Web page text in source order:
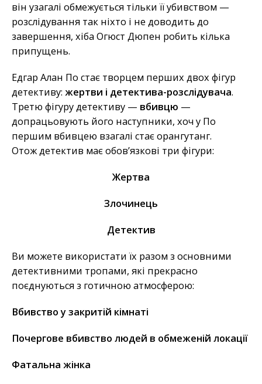
він узагалі обмежується тільки її убивством —
розслідування так ніхто і не доводить до
завершення, хіба Огюст Дюпен робить кілька
припущень.
Едгар Алан По стає творцем перших двох фігур
детективу: жертви і детектива-розслідувача.
Третю фігуру детективу — вбивцю —
допрацьовують його наступники, хоч у По
першим вбивцею взагалі стає орангутанг.
Отож детектив має обов’язкові три фігури:
Жертва
Злочинець
Детектив
Ви можете використати їх разом з основними
детективними тропами, які прекрасно
поєднуються з готичною атмосферою:
Вбивство у закритій кімнаті
Почергове вбивство людей в обмеженій локації
Фатальна жінка